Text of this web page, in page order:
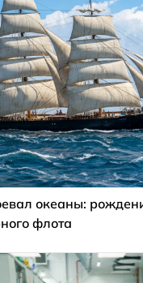
океаны:
флота